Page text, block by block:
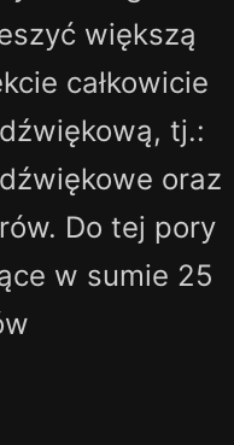
większą
całkowicie
tj.:
oraz
Do tej pory
w sumie 25